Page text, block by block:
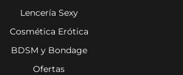
Lencería Sexy
Cosmética Erótica
BDSM y Bondage
Ofertas